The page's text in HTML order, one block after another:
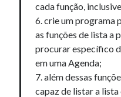
em
Fast Flickr
Próximas
Https://
Instalando Flash 11.2 no
em Como fazer relatórios…
AhmedsogemEnfim,
cada função,
6. crie um programa
as funções de lista a
procurar específico
em uma Agenda;
7. além dessas
capaz de listar a